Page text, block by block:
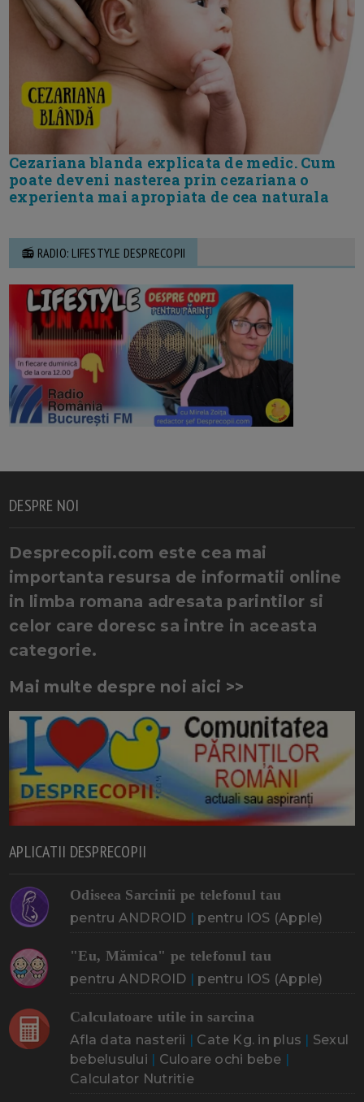
Cezariana blanda explicata de medic. Cum
poate deveni nasterea prin cezariana o
experienta mai apropiata de cea naturala
📻 RADIO: LIFESTYLE DESPRECOPII
DESPRE NOI
Desprecopii.com este cea mai
importanta resursa de informatii online
in limba romana adresata parintilor si
celor care doresc sa intre in aceasta
categorie.
Mai multe despre noi aici >>
APLICATII DESPRECOPII
Odiseea Sarcinii pe telefonul tau
pentru ANDROID pentru IOS (Apple)
"Eu, Mămica" pe telefonul tau
pentru ANDROID pentru IOS (Apple)
Calculatoare utile in sarcina
Afla data nasterii Cate Kg. in plus
Sexul
bebelusului
Culoare ochi bebe
Calculator Nutritie